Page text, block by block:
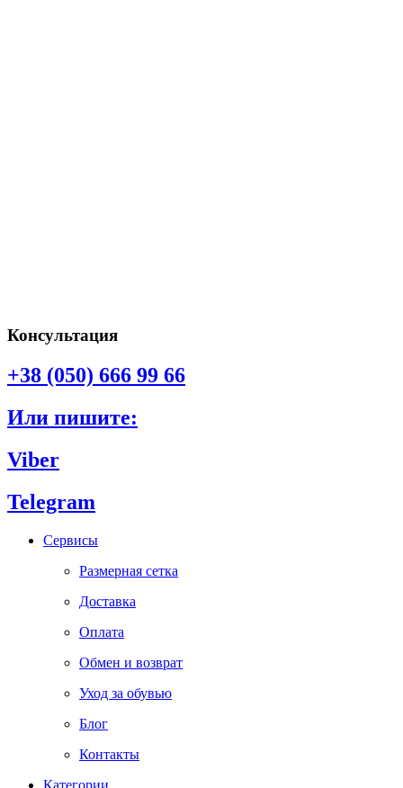
Консультация
+38 (050) 666 99 66
Или пишите:
Viber
Telegram
Сервисы
Размерная сетка
Доставка
Оплата
Обмен и возврат
Уход за обувью
Блог
Контакты
Категории